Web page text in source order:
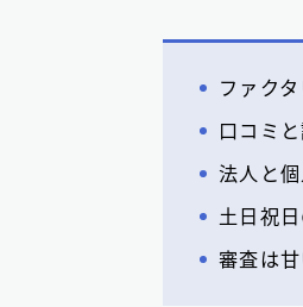
ファク
口コミと
法人と
土日祝
審査は